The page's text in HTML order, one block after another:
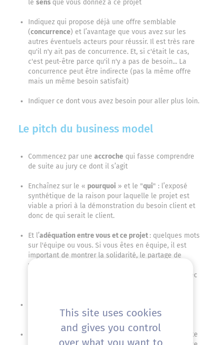
le sens que vous donnez à ce projet
Indiquez qui propose déjà une offre semblable
(concurrence) et l’avantage que vous avez sur les
autres éventuels acteurs pour réussir. Il est très rare
qu'il n'y ait pas de concurrence. Et, si c'était le cas,
c'est peut-être parce qu'il n'y a pas de besoin... La
concurrence peut être indirecte (pas la même offre
mais un même besoin satisfait)
Indiquer ce dont vous avez besoin pour aller plus loin.
Le pitch du business model
Commencez par une accroche qui fasse comprendre
de suite au jury ce dont il s’agit
Enchaînez sur le « pourquoi » et le "qui" : l’exposé
synthétique de la raison pour laquelle le projet est
viable a priori à la démonstration du besoin client et
donc de qui serait le client.
Et l’adéquation entre vous et ce projet: quelques mots
sur l'équipe ou vous. Si vous êtes en équipe, il est
important de montrer la solidarité, le partage de
valeurs, votre complémentarité... mieux une équipe
solide avec un projet à revoir qu'un super projet avec
la valeur de l’offre
, ce qui la rend différente
This site uses cookies
and gives you control
over what you want to